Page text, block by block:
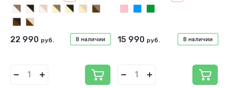
В наличии
22 990 руб. В наличии
15 990 руб.